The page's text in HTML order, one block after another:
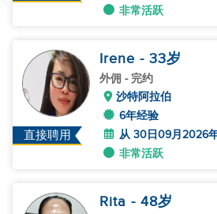
非常活跃
直接聘用
Irene - 33岁
外佣 - 完约
沙特阿拉伯
6年经验
从 30日09月2026
非常活跃
Rita - 48岁